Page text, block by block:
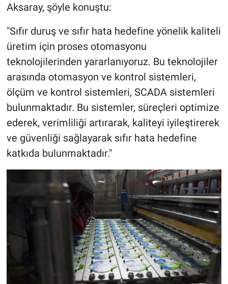
Aksaray, şöyle konuştu:
"Sıfır duruş ve sıfır hata hedefine yönelik kaliteli
üretim için proses otomasyonu
teknolojilerinden yararlanıyoruz. Bu teknolojiler
arasında otomasyon ve kontrol sistemleri,
ölçüm ve kontrol sistemleri, SCADA sistemleri
bulunmaktadır. Bu sistemler, süreçleri optimize
ederek, verimliliği artırarak, kaliteyi iyileştirerek
ve güvenliği sağlayarak sıfır hata hedefine
katkıda bulunmaktadır."